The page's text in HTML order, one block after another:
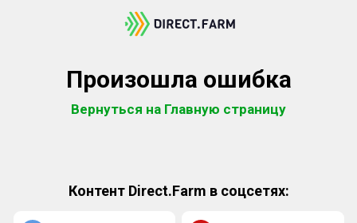
Произошла ошибка
Вернуться на Главную страницу
Контент Direct.Farm в соцсетях: